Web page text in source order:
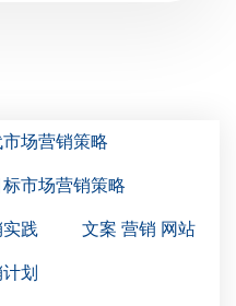
场营销策略
标市场营销策略
践 文案 营销 网站
划